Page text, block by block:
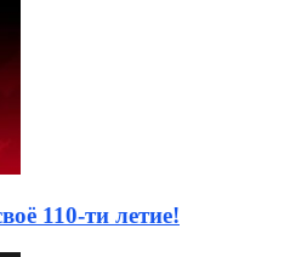
110-ти летие!